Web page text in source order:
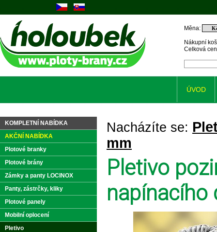
Nacházíte se:
mm
Pletivo
napínacího
KOMPLETNÍ NABÍDKA
AKČNÍ NABÍDKA
Plotové branky
Plotové brány
Zámky a panty LOCINOX
Panty, zástrčky, kliky
Plotové panely
Mobilní oplocení
Pletivo
Nákupní
Celková
Měna:
ÚVOD